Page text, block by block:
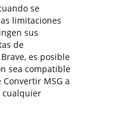
se
limitaciones
sus
de
es posible
sea compatible
MSG a
cualquier